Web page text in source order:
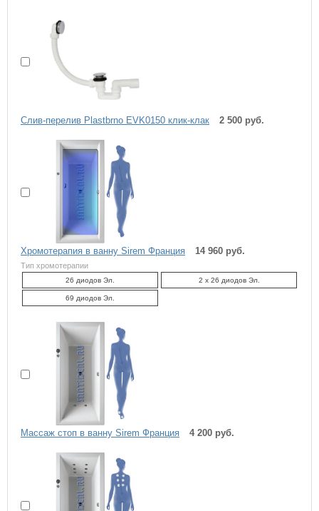
Слив-перелив Plastbrno EVK0150 клик-клак 2 500 руб.
Хромотерапия в ванну Sirem Франция 14 960 руб.
Тип хромотерапии
26 диодов Эл. 2 x 26 диодов Эл.
69 диодов Эл.
Массаж стоп в ванну Sirem Франция 4 200 руб.